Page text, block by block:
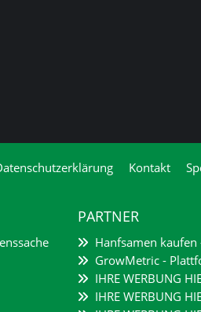
Kontakt
PARTNER
Hanfsamen
GrowMetric -
IHRE WERBUNG
IHRE WERBUNG